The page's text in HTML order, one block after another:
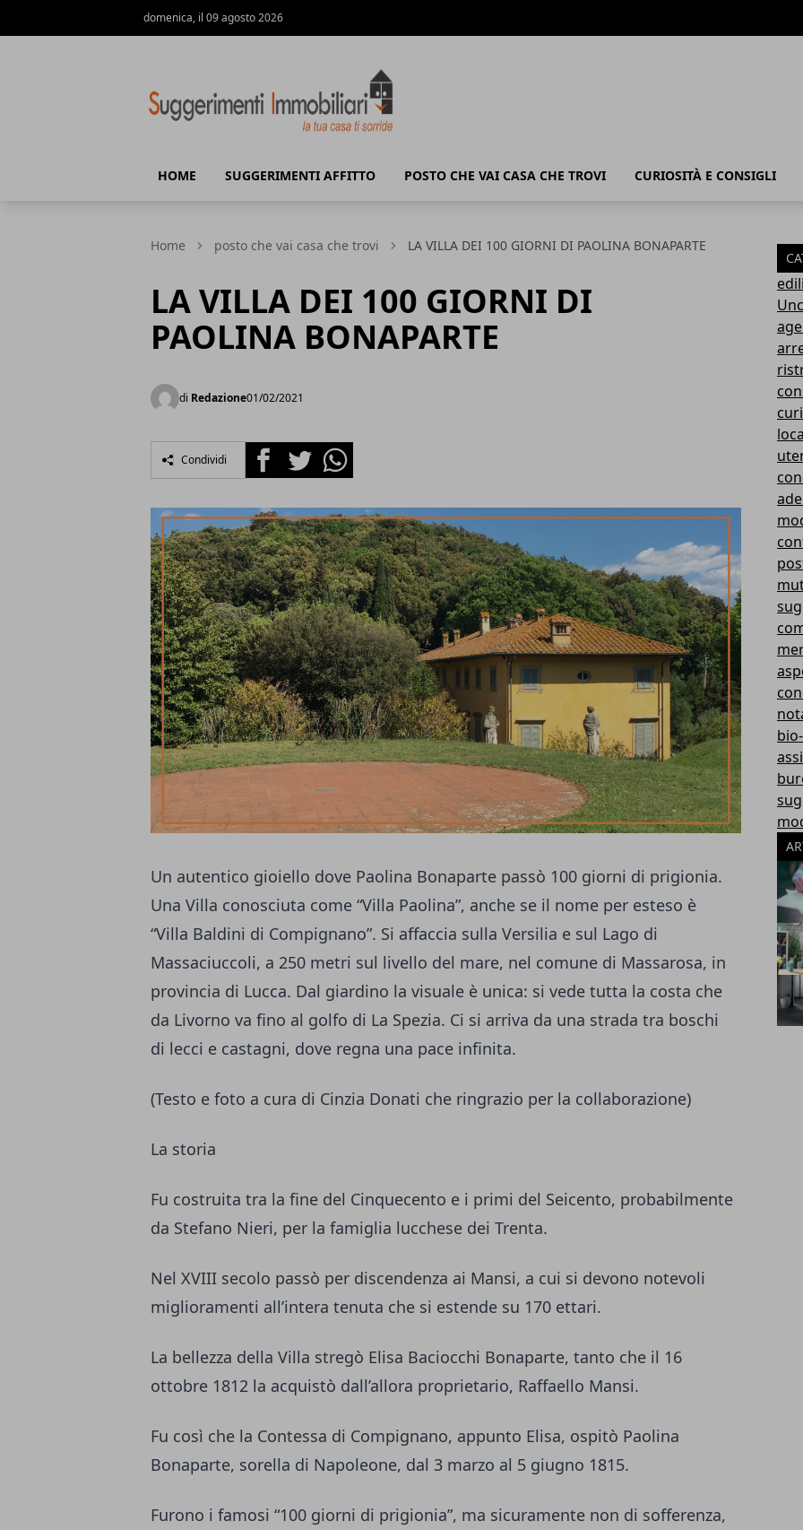
domenica, il 09 agosto 2026
HOME SUGGERIMENTI AFFITTO POSTO CHE VAI CASA CHE TROVI CURIOSITÀ E CONSIGLI
Home posto che vai casa che trovi LA VILLA DEI 100 GIORNI DI PAOLINA BONAPARTE
LA VILLA DEI 100 GIORNI DI
PAOLINA BONAPARTE
di Redazione01/02/2021
Condividi FacebookTwitterWhatsapp
Un autentico gioiello dove Paolina Bonaparte passò 100 giorni di prigionia.
Una Villa conosciuta come “Villa Paolina”, anche se il nome per esteso è
“Villa Baldini di Compignano”. Si affaccia sulla Versilia e sul Lago di
Massaciuccoli, a 250 metri sul livello del mare, nel comune di Massarosa, in
provincia di Lucca. Dal giardino la visuale è unica: si vede tutta la costa che
da Livorno va fino al golfo di La Spezia. Ci si arriva da una strada tra boschi
di lecci e castagni, dove regna una pace infinita.
(Testo e foto a cura di Cinzia Donati che ringrazio per la collaborazione)
La storia
Fu costruita tra la fine del Cinquecento e i primi del Seicento, probabilmente
da Stefano Nieri, per la famiglia lucchese dei Trenta.
Nel XVIII secolo passò per discendenza ai Mansi, a cui si devono notevoli
miglioramenti all’intera tenuta che si estende su 170 ettari.
La bellezza della Villa stregò Elisa Baciocchi Bonaparte, tanto che il 16
ottobre 1812 la acquistò dall’allora proprietario, Raffaello Mansi.
Fu così che la Contessa di Compignano, appunto Elisa, ospitò Paolina
Bonaparte, sorella di Napoleone, dal 3 marzo al 5 giugno 1815.
Furono i famosi “100 giorni di prigionia”, ma sicuramente non di sofferenza,